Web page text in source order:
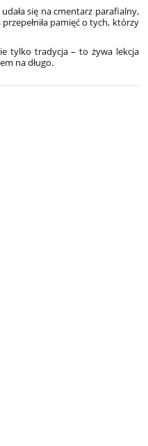
się na cmentarz parafialny,
przepełniła pamięć o tych, którzy
tylko tradycja – to żywa lekcja
na długo.